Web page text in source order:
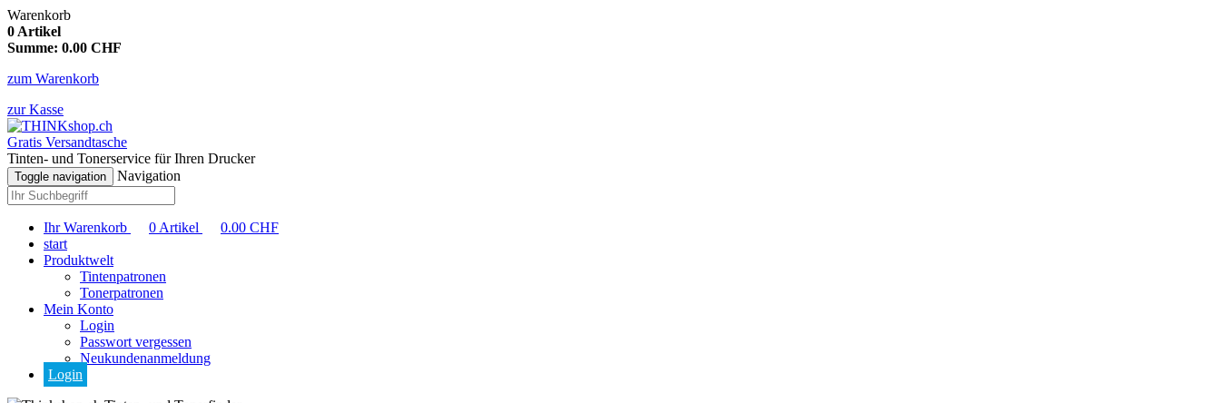
Warenkorb
0 Artikel
Summe: 0.00 CHF
zum Warenkorb
zur Kasse
Gratis Versandtasche
Tinten- und Tonerservice für Ihren Drucker
Toggle navigation Navigation
Ihr Warenkorb 0 Artikel 0.00 CHF
start
Produktwelt
Tintenpatronen
Tonerpatronen
Mein Konto
Login
Passwort vergessen
Neukundenanmeldung
Login